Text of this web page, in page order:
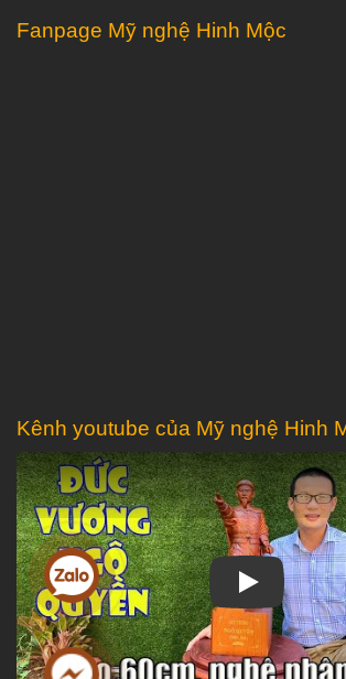
Fanpage Mỹ nghệ Hinh Mộc
Kênh youtube của Mỹ nghệ Hinh
Play